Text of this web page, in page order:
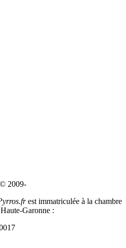
© 2009-
est immatriculée à la chambre
Garonne :